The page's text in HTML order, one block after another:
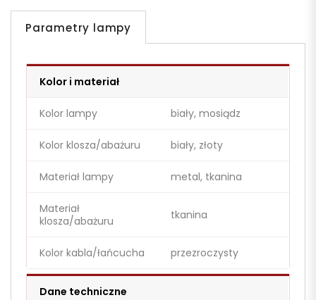
Parametry lampy
Kolor i materiał
Kolor lampy biały, mosiądz
Kolor klosza/abażuru biały, złoty
Materiał lampy metal, tkanina
Materiał
klosza/abażuru
tkanina
Kolor kabla/łańcucha przezroczysty
Dane techniczne